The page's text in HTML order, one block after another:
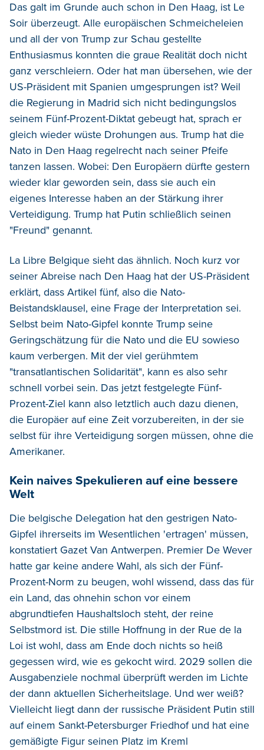
Das galt im Grunde auch schon in Den Haag, ist Le
Soir überzeugt. Alle europäischen Schmeicheleien
und all der von Trump zur Schau gestellte
Enthusiasmus konnten die graue Realität doch nicht
ganz verschleiern. Oder hat man übersehen, wie der
US-Präsident mit Spanien umgesprungen ist? Weil
die Regierung in Madrid sich nicht bedingungslos
seinem Fünf-Prozent-Diktat gebeugt hat, sprach er
gleich wieder wüste Drohungen aus. Trump hat die
Nato in Den Haag regelrecht nach seiner Pfeife
tanzen lassen. Wobei: Den Europäern dürfte gestern
wieder klar geworden sein, dass sie auch ein
eigenes Interesse haben an der Stärkung ihrer
Verteidigung. Trump hat Putin schließlich seinen
"Freund" genannt.
La Libre Belgique sieht das ähnlich. Noch kurz vor
seiner Abreise nach Den Haag hat der US-Präsident
erklärt, dass Artikel fünf, also die Nato-
Beistandsklausel, eine Frage der Interpretation sei.
Selbst beim Nato-Gipfel konnte Trump seine
Geringschätzung für die Nato und die EU sowieso
kaum verbergen. Mit der viel gerühmtem
"transatlantischen Solidarität", kann es also sehr
schnell vorbei sein. Das jetzt festgelegte Fünf-
Prozent-Ziel kann also letztlich auch dazu dienen,
die Europäer auf eine Zeit vorzubereiten, in der sie
selbst für ihre Verteidigung sorgen müssen, ohne die
Amerikaner.
Kein naives Spekulieren auf eine bessere
Welt
Die belgische Delegation hat den gestrigen Nato-
Gipfel ihrerseits im Wesentlichen 'ertragen' müssen,
konstatiert Gazet Van Antwerpen. Premier De Wever
hatte gar keine andere Wahl, als sich der Fünf-
Prozent-Norm zu beugen, wohl wissend, dass das für
ein Land, das ohnehin schon vor einem
abgrundtiefen Haushaltsloch steht, der reine
Selbstmord ist. Die stille Hoffnung in der Rue de la
Loi ist wohl, dass am Ende doch nichts so heiß
gegessen wird, wie es gekocht wird. 2029 sollen die
Ausgabenziele nochmal überprüft werden im Lichte
der dann aktuellen Sicherheitslage. Und wer weiß?
Vielleicht liegt dann der russische Präsident Putin still
auf einem Sankt-Petersburger Friedhof und hat eine
gemäßigte Figur seinen Platz im Kreml